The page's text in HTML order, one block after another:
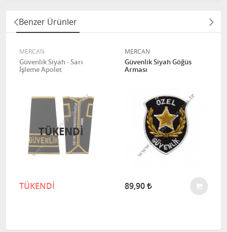
Benzer Ürünler
MERCAN
Güvenlik Siyah - Sarı
İşleme Apolet
TÜKENDİ
TÜKENDI
MERCAN
Güvenlik Siyah Göğüs
Arması
89,90